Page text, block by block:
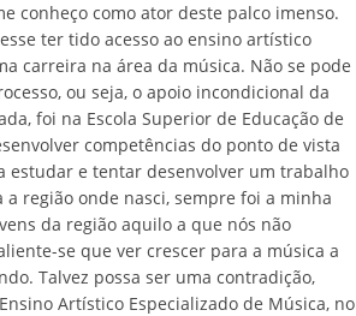
conheço como ator deste palco imenso.
ter tido acesso ao ensino artístico
carreira na área da música. Não se pode
ou seja, o apoio incondicional da
foi na Escola Superior de Educação de
competências do ponto de vista
estudar e tentar desenvolver um trabalho
região onde nasci, sempre foi a minha
da região aquilo a que nós não
se que ver crescer para a música a
Talvez possa ser uma contradição,
Artístico Especializado de Música, no